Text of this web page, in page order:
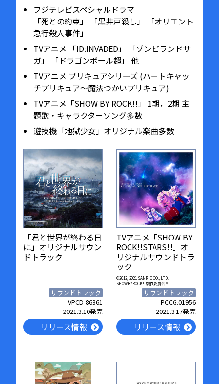
フジテレビスペシャルドラマ
「死との約束」 「黒井戸殺し」 「オリエント
急行殺人事件」
TVアニメ 「ID:INVADED」 「ゾンビランドサ
ガ」 「ドラゴンボール超」 他
TVアニメ プリキュアシリーズ (ハートキャッ
チプリキュア〜魔法つかいプリキュア)
TVアニメ「SHOW BY ROCK!!」 1期，2期 主
題歌・キャラクターソング多数
遊技機「地獄少女」オリジナル楽曲多数
「君と世界が終わる日
に」オリジナルサウン
ドトラック
サウンドトラック
VPCD-86361
2021.3.10発売
リリース情報
TVアニメ「SHOW BY
ROCK!!STARS!!」オ
リジナルサウンドトラ
ック
©2012, 2021 SANRIO CO., LTD.
SHOWBYROCK!!製作委員会M
サウンドトラック
PCCG.01956
2021.3.17発売
リリース情報